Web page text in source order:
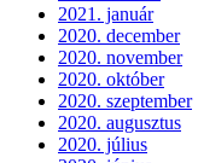
2021. január
2020. december
2020. november
2020. október
2020. szeptember
2020. augusztus
2020. július